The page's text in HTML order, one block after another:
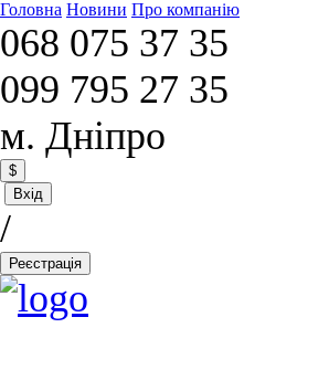
Головна Новини Про компанію
068 075 37 35
099 795 27 35
м. Дніпро
$
Вхід
/
Реєстрація